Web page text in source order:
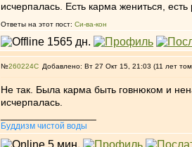
исчерпалась. Есть карма жениться, есть
Ответы на этот пост: Си-ва-кон
№260224 Добавлено: Вт 27 Окт 15, 21:03 (11 лет
Не так. Была карма быть говнюком и
исчерпалась.
Буддизм чистой воды